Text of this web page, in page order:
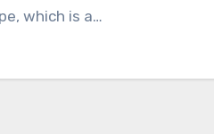
which is a…